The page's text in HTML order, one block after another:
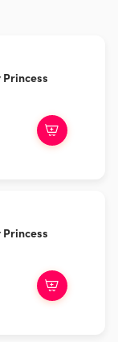
Princess
Princess